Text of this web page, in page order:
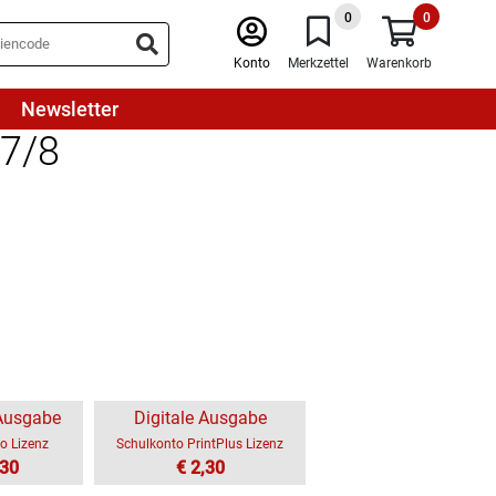
Konto
0
Merkzettel
0
Warenkorb
Newsletter
8
Lizenz
Digitale Ausgabe
Schulkonto PrintPlus Lizenz
€ 2,30